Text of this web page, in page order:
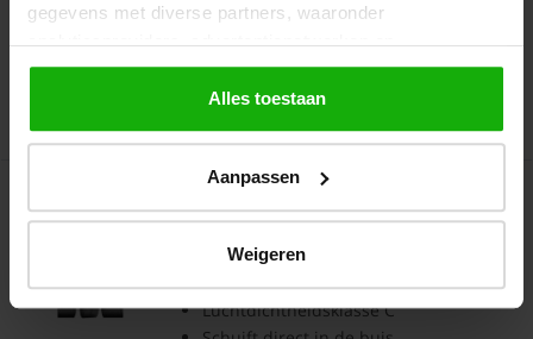
gegevens met diverse partners, waaronder
analyticsproviders, advertentienetwerken en
socialmediaplatforms; in onzeCookieverklaringvind je
de volledige lijst van partijen en de bewaartermijnen per
categorie. Je kunt je keuze op elk moment wijzigen of
onze gegevensverwerking staat in de
Alles toestaan
Aanpassen
Weigeren
€ 9,02
€ 9,49
Artikelnr.: V400
Verbinding voor spirobuis Ø
450mm
Twee (spiro)buizen met elkaar
verbinden
Luchtdichtheidsklasse C